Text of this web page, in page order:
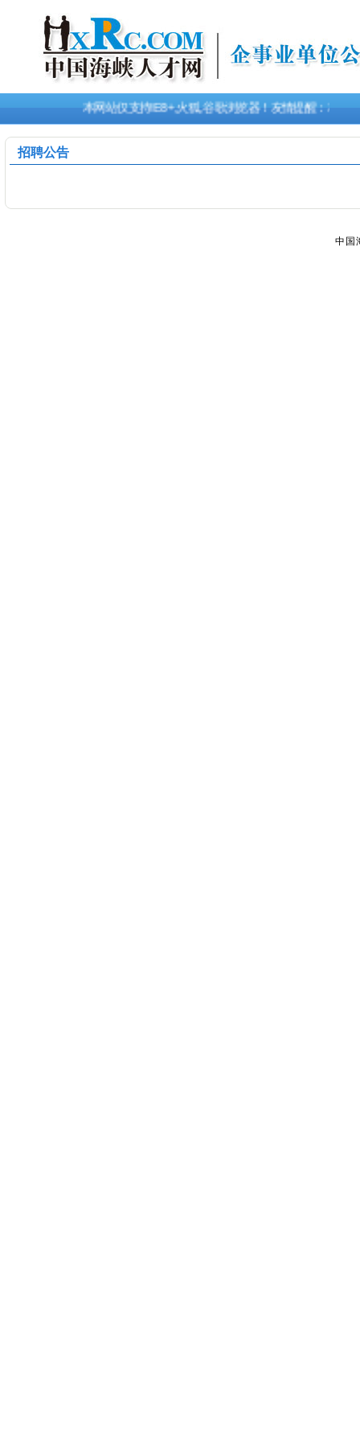
本网站仅支持IE8+,火狐,谷歌浏览器！友情提醒：本次
招聘公告
中国